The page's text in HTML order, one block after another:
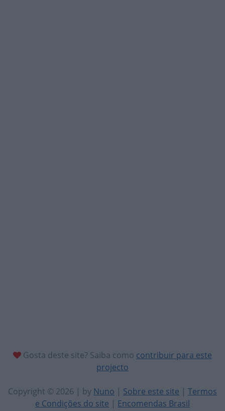
Gosta deste site? Saiba como contribuir para este
projecto
Copyright © 2026 | by Nuno | Sobre este site | Termos
e Condições do site | Encomendas Brasil